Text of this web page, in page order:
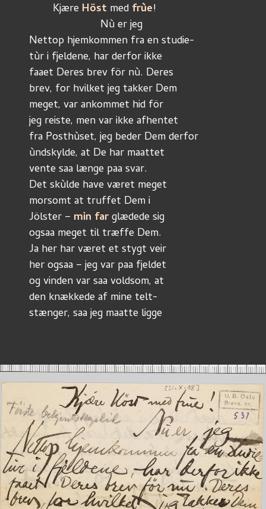
	Kjære
Höst med frùe!
			Nù er jeg
Nettop hjemkommen fra en studie-
tùr i fjeldene, har derfor ikke
faaet Deres brev för nù. Deres
brev, for hvilket jeg takker Dem
meget, var ankommet hid för
jeg reiste, men var ikke afhentet
fra Posthùset, jeg beder Dem derfor
ùndskylde, at De har maattet
vente saa længe paa svar.
Det skùlde have været meget
morsomt at truffet Dem i
Jölster – min far glædede sig
ogsaa meget til træffe Dem.
Ja her har været et stygt veir
her ogsaa – jeg var paa fjeldet
og vinden var saa voldsom, at
den knækkede af mine telt-
stænger, saa jeg maatte ligge